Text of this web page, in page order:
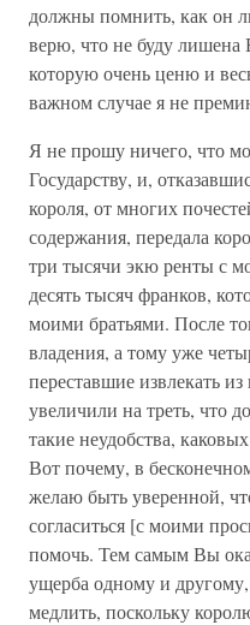
должны помнить, как он
верю, что не буду
которую очень ценю и
важном случае я не
Я не прошу ничего, что
Государству, и,
короля, от многих
содержания, передала
три тысячи экю ренты с
десять тысяч франков,
моими братьями. После
владения, а тому уже
переставшие извлекать
увеличили на треть, что
такие неудобства,
Вот почему, в
желаю быть уверенной,
согласиться [с моими
помочь. Тем самым Вы
ущерба одному и
медлить, поскольку